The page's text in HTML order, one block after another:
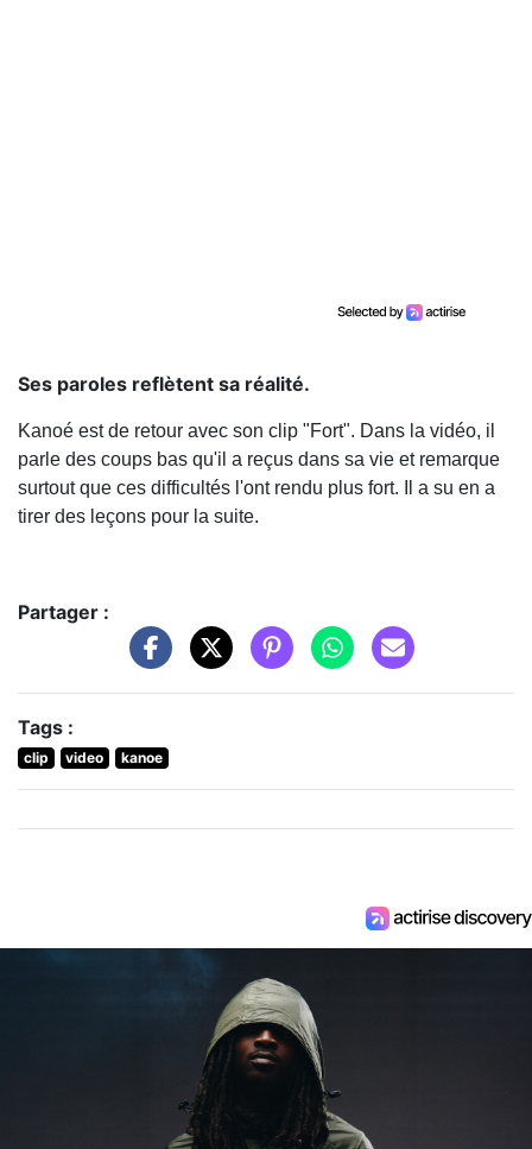
Ses paroles reflètent sa réalité.
Kanoé est de retour avec son clip "Fort". Dans la vidéo, il
parle des coups bas qu'il a reçus dans sa vie et remarque
surtout que ces difficultés l'ont rendu plus fort. Il a su en a
tirer des leçons pour la suite.
Partager :
Tags :
clip video kanoe